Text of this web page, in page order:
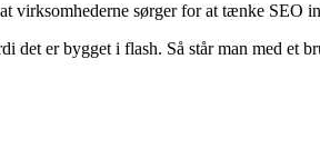
virksomhederne sørger for at tænke SEO
det er bygget i flash. Så står man med et